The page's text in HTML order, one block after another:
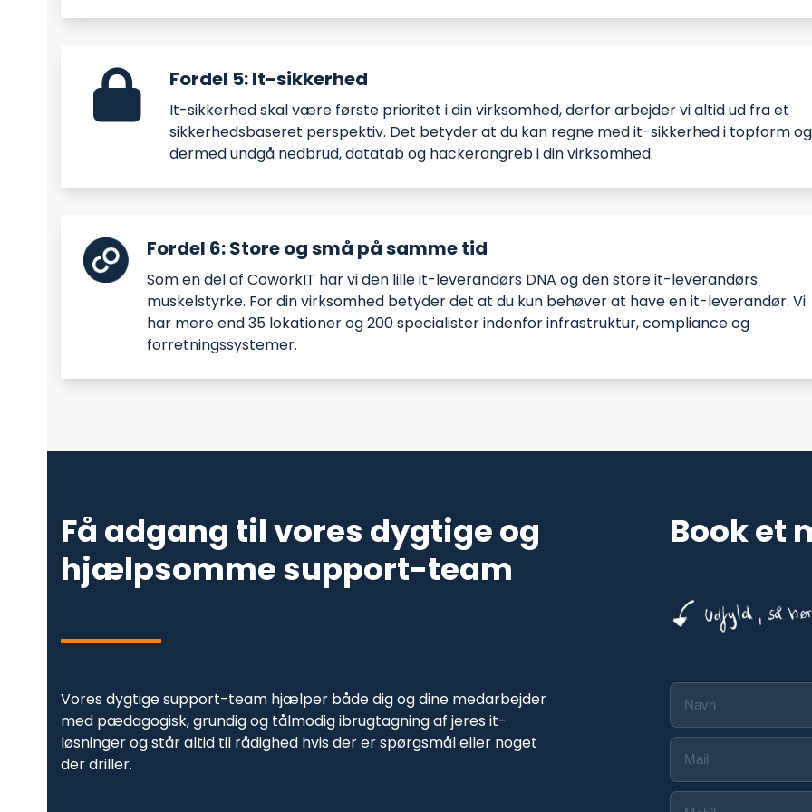
Fordel 5: It-sikkerhed
It-sikkerhed skal være første prioritet i din virksomhed, derfor arbejder vi altid ud fra et
sikkerhedsbaseret perspektiv. Det betyder at du kan regne med it-sikkerhed i topform og
dermed undgå nedbrud, datatab og hackerangreb i din virksomhed.
Fordel 6: Store og små på samme tid
Som en del af CoworkIT har vi den lille it-leverandørs DNA og den store it-leverandørs
muskelstyrke. For din virksomhed betyder det at du kun behøver at have en it-leverandør. Vi
har mere end 35 lokationer og 200 specialister indenfor infrastruktur, compliance og
forretningssystemer.
Få adgang til vores dygtige og
hjælpsomme support-team
Vores dygtige support-team hjælper både dig og dine medarbejder
med pædagogisk, grundig og tålmodig ibrugtagning af jeres it-
løsninger og står altid til rådighed hvis der er spørgsmål eller noget
der driller.
Book et